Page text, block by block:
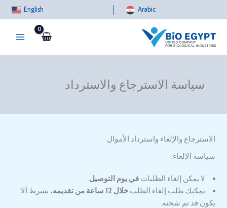
إلى
English Arabic
سياسة الاسترجاع والاسترداد
الاسترجاع والإلغاء واسترداد الأموال
سياسة الإلغاء:
لا يمكن إلغاء الطلباتفي يوم التوصيل.
يمكنك طلب إلغاء الطلبخلال 12 ساعة من تقديمه
، بشرط ألا
يكون قد تم شحنه.